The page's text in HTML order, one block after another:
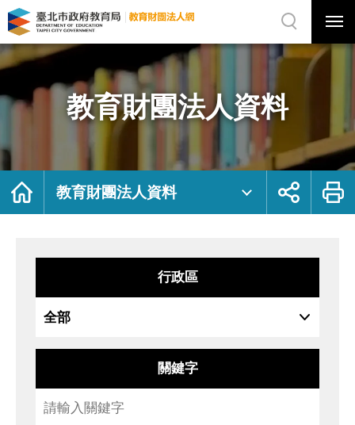
教
育
團
資
料
府
局
法
網
站
選
選
單
關
網
站
尋
教育財團法人資料
首
教育財團法人資料
展
鈕
列
行政區
關鍵字